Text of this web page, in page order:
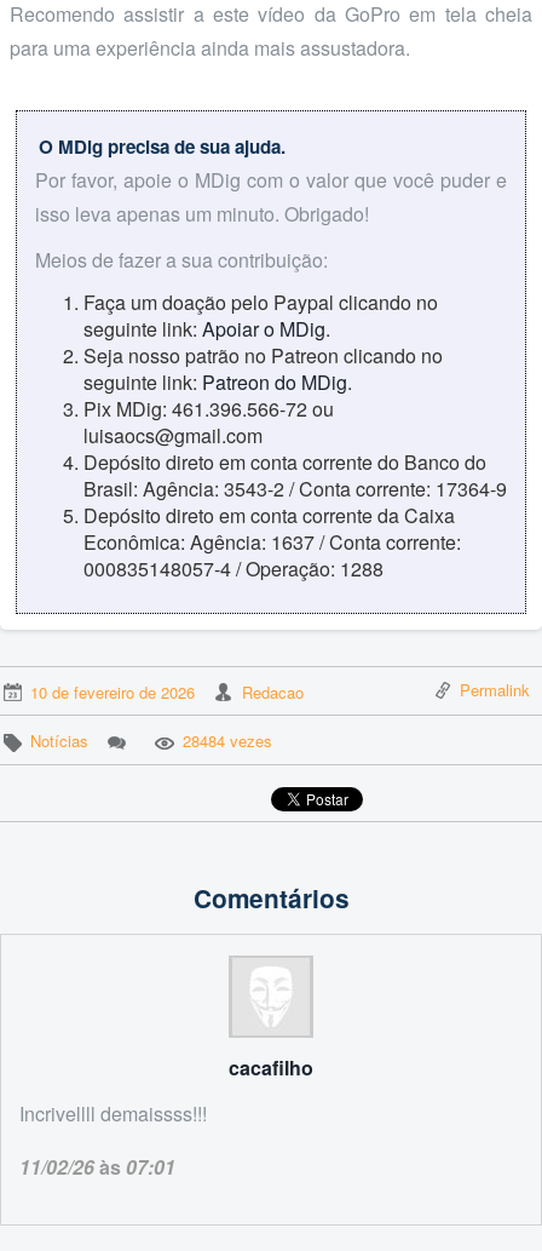
Recomendo assistir a este vídeo da GoPro em tela cheia
para uma experiência ainda mais assustadora.
O MDig precisa de sua ajuda.
Por favor, apoie o MDig com o valor que você puder e
isso leva apenas um minuto. Obrigado!
Meios de fazer a sua contribuição:
Faça um doação pelo Paypal clicando no
seguinte link: Apoiar o MDig.
Seja nosso patrão no Patreon clicando no
seguinte link: Patreon do MDig.
Pix MDig: 461.396.566-72 ou
luisaocs@gmail.com
Depósito direto em conta corrente do Banco do
Brasil: Agência: 3543-2 / Conta corrente: 17364-9
Depósito direto em conta corrente da Caixa
Econômica: Agência: 1637 / Conta corrente:
000835148057-4 / Operação: 1288
10 de fevereiro de 2026 Redacao Permalink
Notícias 28484 vezes
Comentários
cacafilho
Incrivellll demaissss!!!
11/02/26às07:01